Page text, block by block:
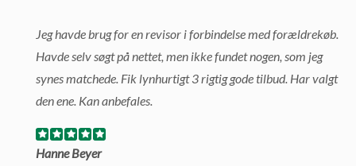
Jeg havde brug for en revisor i forbindelse med forældrekøb.
Havde selv søgt på nettet, men ikke fundet nogen, som jeg
synes matchede. Fik lynhurtigt 3 rigtig gode tilbud. Har valgt
den ene. Kan anbefales.
Hanne Beyer